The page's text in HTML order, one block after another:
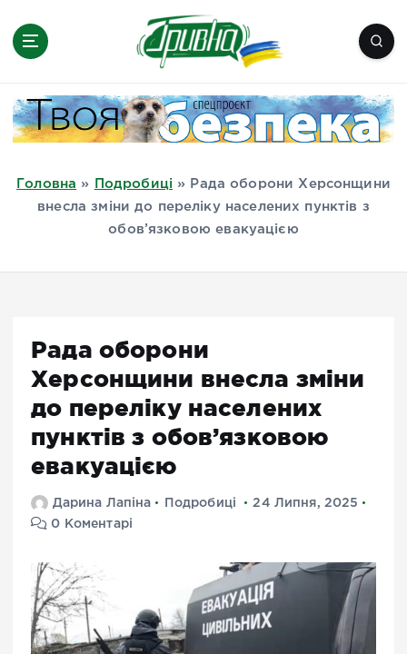
Миколаїв, Одеса, Мелітополь
Головна » Подробиці »
Рада оборони Херсонщини
внесла зміни до переліку населених пунктів з
обов’язковою евакуацією
Рада оборони
Херсонщини внесла зміни
до переліку населених
пунктів з обов’язковою
евакуацією
Дарина Лапіна Подробиці
24 Липня, 2025
0 Коментарі